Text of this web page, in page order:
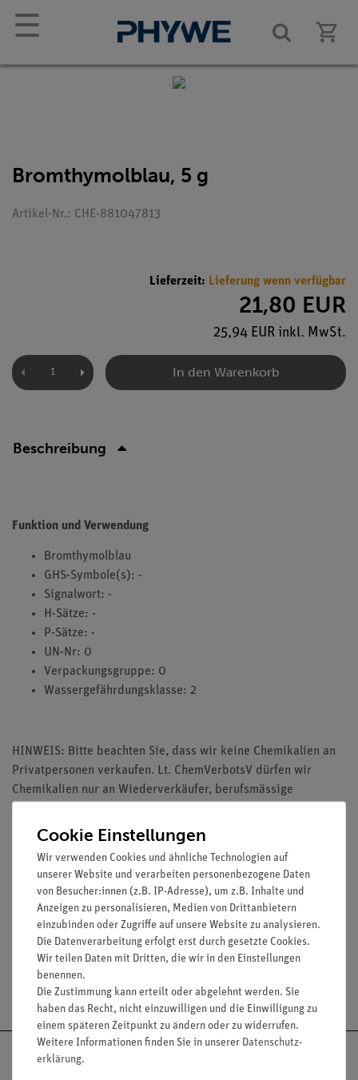
☰
Bromthymolblau, 5 g
Artikel-Nr.: CHE-881047813
Lieferzeit: Lieferung wenn verfügbar
21,80 EUR
25,94 EUR inkl. MwSt.
In den Warenkorb
Beschreibung
Funktion und Verwendung
Bromthymolblau
GHS-Symbole(s): -
Signalwort: -
H-Sätze: -
P-Sätze: -
UN-Nr: 0
Verpackungsgruppe: 0
Wassergefährdungsklasse: 2
HINWEIS: Bitte beachten Sie, dass wir keine Chemikalien an
Privatpersonen verkaufen. Lt. ChemVerbotsV dürfen wir
Chemikalien nur an Wiederverkäufer, berufsmässige
Lehranstalten abgeben.
Media / Downloads
Versandkostenfrei ab 300,- €
Cookie Einstellungen
Wir verwenden Cookies und ähnliche Technologien auf
unserer Website und verarbeiten personenbezogene Daten
von Besucher:innen (z.B. IP-Adresse), um z.B. Inhalte und
Anzeigen zu personalisieren, Medien von Drittanbietern
einzubinden oder Zugriffe auf unsere Website zu analysieren.
Die Datenverarbeitung erfolgt erst durch gesetzte Cookies.
Wir teilen Daten mit Dritten, die wir in den Einstellungen
benennen.
Die Zustimmung kann erteilt oder abgelehnt werden. Sie
haben das Recht, nicht einzuwilligen und die Einwilligung zu
einem späteren Zeitpunkt zu ändern oder zu widerrufen.
Weitere Informationen finden Sie in unserer Daten­schutz­
erklärung.